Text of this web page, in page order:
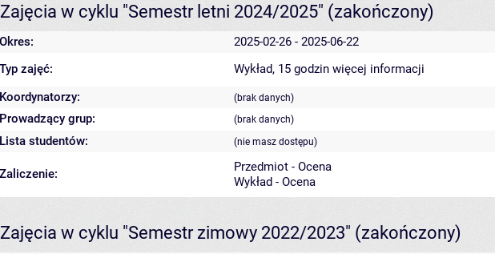
Zajęcia w cyklu "Semestr letni 2024/2025" (zakończony)
Okres: 2025-02-26 - 2025-06-22
Typ zajęć: Wykład, 15 godzin więcej informacji
Koordynatorzy:
(brak danych)
Prowadzący grup: (brak danych)
Lista studentów: (nie masz dostępu)
Zaliczenie:
Przedmiot - Ocena
Wykład - Ocena
Zajęcia w cyklu "Semestr zimowy 2022/2023" (zakończony)